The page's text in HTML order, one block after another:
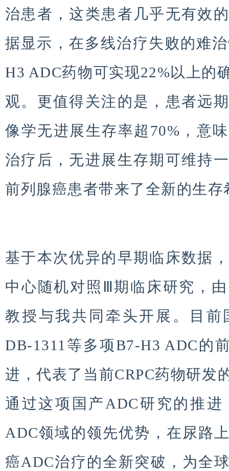
治患者，这类患者几乎无有效
据显示，在多线治疗失败的难
H3 ADC药物可实现22%以上的
观。更值得关注的是，患者远
像学无进展生存率超70%，意
治疗后，无进展生存期可维持
前列腺癌患者带来了全新的生存
基于本次优异的早期临床数据
中心随机对照Ⅲ期临床研究，
教授与我共同牵头开展。目
DB-1311等多项B7-H3 ADC的
进，代表了当前CRPC药物研发
通过这项国产ADC研究的推
ADC领域的领先优势，在尿路
癌ADC治疗的全新突破，为全